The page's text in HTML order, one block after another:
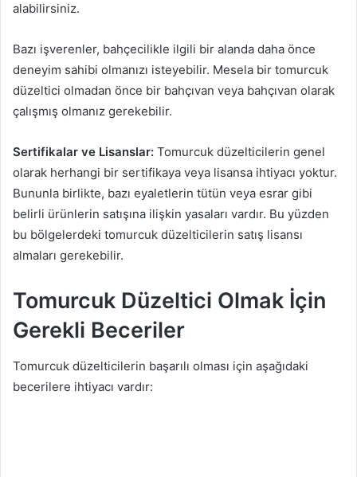
alabilirsiniz.
Bazı işverenler, bahçecilikle ilgili bir alanda daha önce
deneyim sahibi olmanızı isteyebilir. Mesela bir tomurcuk
düzeltici olmadan önce bir bahçıvan veya bahçıvan olarak
çalışmış olmanız gerekebilir.
Sertifikalar ve Lisanslar: Tomurcuk düzelticilerin genel
olarak herhangi bir sertifikaya veya lisansa ihtiyacı yoktur.
Bununla birlikte, bazı eyaletlerin tütün veya esrar gibi
belirli ürünlerin satışına ilişkin yasaları vardır. Bu yüzden
bu bölgelerdeki tomurcuk düzelticilerin satış lisansı
almaları gerekebilir.
Tomurcuk Düzeltici Olmak İçin
Gerekli Beceriler
Tomurcuk düzelticilerin başarılı olması için aşağıdaki
becerilere ihtiyacı vardır: